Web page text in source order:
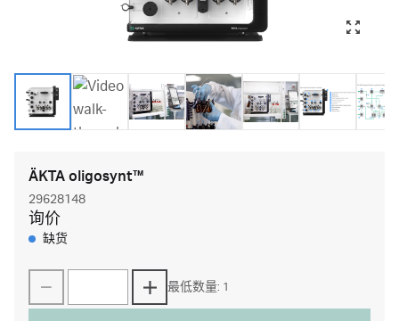
ÄKTA oligosynt™
29628148
询价
缺货
最低数量: 1